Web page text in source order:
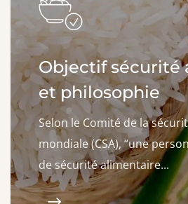
Objectif sécurité
et philosophie
Selon le Comité de la
mondiale (CSA), “une
de sécurité alimentaire...